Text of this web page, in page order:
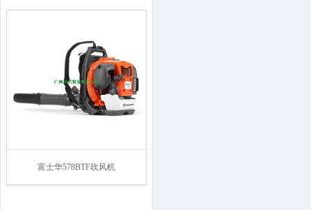
富士华578BTF吹风机